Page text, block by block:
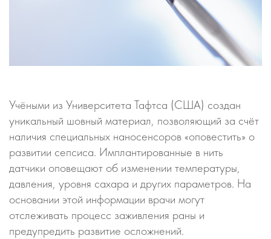
Учёными из Университета Тафтса (США) создан
уникальный шовный материал, позволяющий за счёт
наличия специальных наносенсоров «оповестить» о
развитии сепсиса. Имплантированные в нить
датчики оповещают об изменении температуры,
давления, уровня сахара и других параметров. На
основании этой информации врачи могут
отслеживать процесс заживления раны и
предупредить развитие осложнений.